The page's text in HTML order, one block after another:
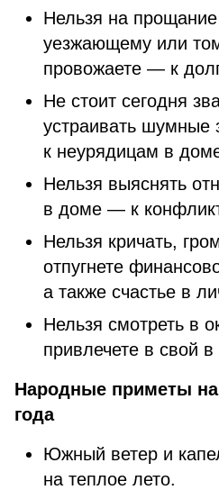
Нельзя на
уезжающему или
провожаете — к
Не стоит сегодня
устраивать шумные
к неурядицам в
Нельзя выяснять
в доме — к
Нельзя кричать,
отпугнете
а также счастье в
Нельзя смотреть в
привлечете в свой
Народные приметы на
года
Южный ветер и
на теплое лето.